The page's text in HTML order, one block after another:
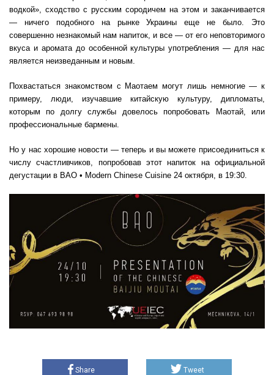
водкой», сходство с русским сородичем на этом и заканчивается
— ничего подобного на рынке Украины еще не было. Это
совершенно незнакомый нам напиток, и все — от его неповторимого
вкуса и аромата до особенной культуры употребления — для нас
является неизведанным и новым.
Похвастаться знакомством с Маотаем могут лишь немногие — к
примеру, люди, изучавшие китайскую культуру, дипломаты,
которым по долгу службы довелось попробовать Маотай, или
профессиональные бармены.
Но у нас хорошие новости — теперь и вы можете присоединиться к
числу счастливчиков, попробовав этот напиток на официальной
дегустации в BAO • Modern Chinese Cuisine 24 октября, в 19:30.
Share Tweet